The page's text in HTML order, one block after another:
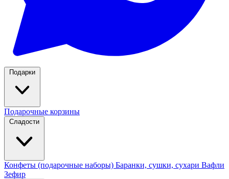
Подарки
Подарочные корзины
Сладости
Конфеты (подарочные наборы) Баранки, сушки, сухари Вафли
Зефир